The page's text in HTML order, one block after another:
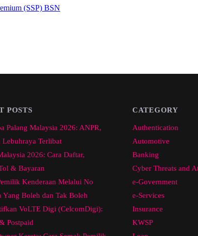
(SSP) BSN
POSTS
Palang Malaysia 2026: ANPR,
Terlibat
2026: Cara Daftar,
& Bayaran
Kenderaan Melalui No
Yang Boleh dan Tak Boleh
VoLTE Digi (CelcomDigi):
Postpaid
CATEGORY
Authentication
Automotive
Banking
Cyber Threats and
e-Government
e-Services
Insurance
KWSP